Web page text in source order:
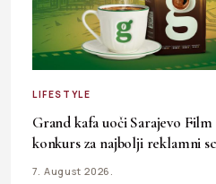
LIFESTYLE
Grand kafa uoči Sarajevo Film
konkurs za najbolji reklamni
7. August 2026.